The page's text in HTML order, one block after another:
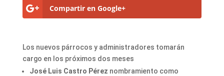
Compartir en Google+
Los nuevos párrocos y administradores tomarán
cargo en los próximos dos meses
José Luis Castro Pérez nombramiento como